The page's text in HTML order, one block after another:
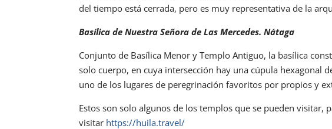
del tiempo está cerrada, pero es muy representativa de la
Basílica de Nuestra Señora de Las Mercedes. Nátaga
Conjunto de Basílica Menor y Templo Antiguo, la basílica
solo cuerpo, en cuya intersección hay una cúpula hexagonal
uno de los lugares de peregrinación favoritos por propios y
Estos son solo algunos de los templos que se pueden visitar,
visitar https://huila.travel/